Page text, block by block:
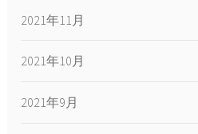
2021年11月
2021年10月
2021年9月